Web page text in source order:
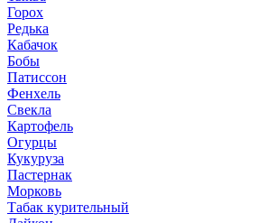
Горох
Редька
Кабачок
Бобы
Патиссон
Фенхель
Свекла
Картофель
Огурцы
Кукуруза
Пастернак
Морковь
Табак курительный